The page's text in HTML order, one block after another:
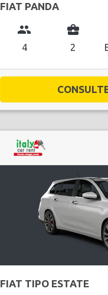
FIAT PANDA
group
4
business_center
2
FIAT TIPO ESTATE